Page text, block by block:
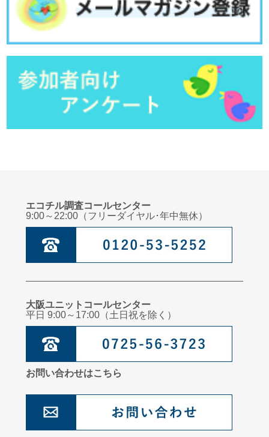
エコチル調査コールセンター
9:00～22:00（フリーダイヤル･年中無休）
大阪ユニットコールセンター
平日 9:00～17:00（土日祝を除く）
お問い合わせはこちら